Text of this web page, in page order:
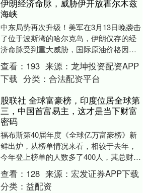
伊朗经济命脉，威胁伊开放霍尔木兹
海峡
中东局势再次升级！美军在3月13日晚袭击
了位于波斯湾的哈尔克岛，伊朗仅存的经
济命脉受到重大威胁，国际原油价格因此
大涨，布伦特原油期货上涨3.4%，再次突
破100....
查看： 193 来源： 龙坤投资配资APP
下载 分类： 合法配资平台
股联社 全球富豪榜，印度位居全球第
三，中国首富易主，这才是当下财富
密码
福布斯第40届年度《全球亿万富豪榜》新
鲜出炉，从榜单情况来看，相较于去年，
今年登上榜单的人数多了400人，其总财富
更是达到了20.1万亿美元，不得不说，财
富集中....
查看： 128 来源： 宏发证券APP下载
分类： 益配资